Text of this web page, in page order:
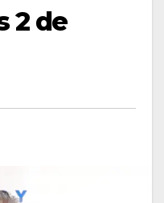
2 de